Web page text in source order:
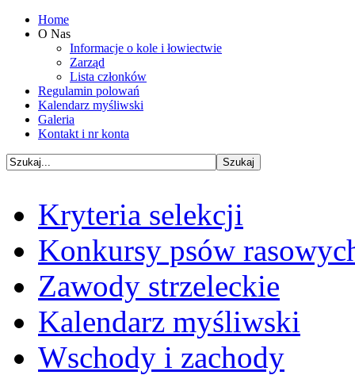
Home
O Nas
Informacje o kole i łowiectwie
Zarząd
Lista członków
Regulamin polowań
Kalendarz myśliwski
Galeria
Kontakt i nr konta
Kryteria selekcji
Konkursy psów
Zawody strzeleckie
Kalendarz myśliwski
Wschody i zachody